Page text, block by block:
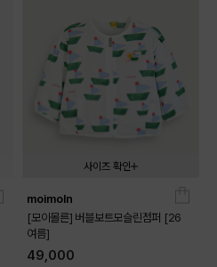
사이즈 확인
moimoln
[모이몰른] 버블보트모슬린점퍼 [26
여름]
49,000